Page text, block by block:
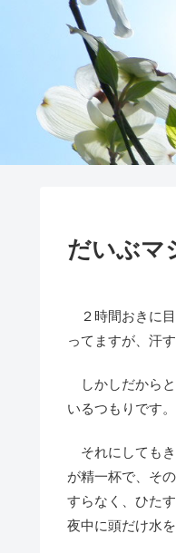
だいぶマ
２時間おきに目
ってますが、汗
しかしだからと
いるつもりです
それにしてもき
が精一杯で、そ
すらなく、ひた
夜中に頭だけ水